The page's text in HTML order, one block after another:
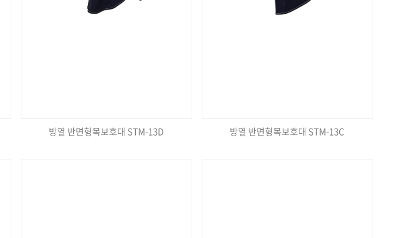
방열 반면형목보호대 STM-13D 방열 반면형목보호대 STM-13C